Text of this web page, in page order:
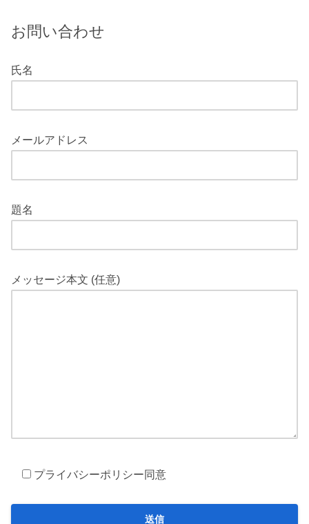
お問い合わせ
氏名
メールアドレス
題名
メッセージ本文 (任意)
プライバシーポリシー同意